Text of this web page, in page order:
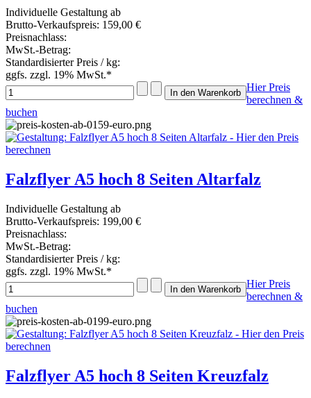
Individuelle Gestaltung ab
Brutto-Verkaufspreis: 159,00 €
Preisnachlass:
MwSt.-Betrag:
Standardisierter Preis / kg:
ggfs. zzgl. 19% MwSt.*
Hier Preis
berechnen &
buchen
Falzflyer A5 hoch 8 Seiten Altarfalz
Individuelle Gestaltung ab
Brutto-Verkaufspreis: 199,00 €
Preisnachlass:
MwSt.-Betrag:
Standardisierter Preis / kg:
ggfs. zzgl. 19% MwSt.*
Hier Preis
berechnen &
buchen
Falzflyer A5 hoch 8 Seiten Kreuzfalz